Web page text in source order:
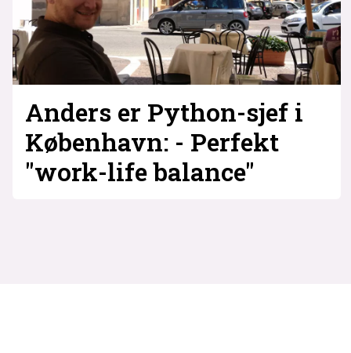
Anders er Python-sjef i
København: - Perfekt
"work-life balance"